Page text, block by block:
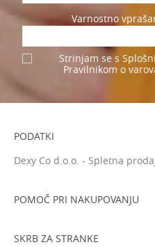
Varnostno
Strinjam se s
Pravilnikom o
PODATKI
Dexy Co d.o.o. - Spletna
Tel: 05 933 75 21
POMOČ PRI NAKUPOVANJU
SKRB ZA STRANKE